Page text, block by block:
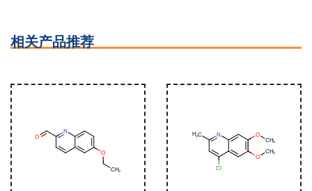
相关产品推荐